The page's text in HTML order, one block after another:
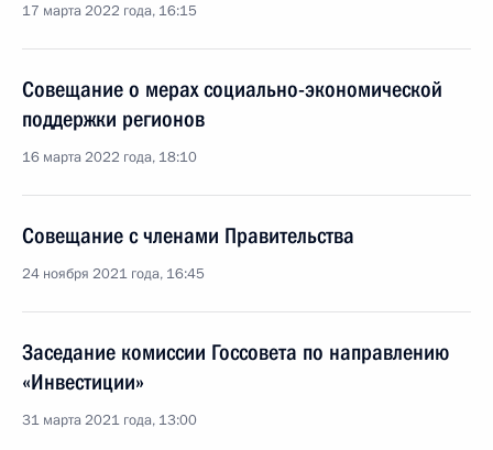
17 марта 2022 года, 16:15
Совещание о мерах социально-экономической
поддержки регионов
16 марта 2022 года, 18:10
Совещание с членами Правительства
24 ноября 2021 года, 16:45
Заседание комиссии Госсовета по направлению
«Инвестиции»
31 марта 2021 года, 13:00